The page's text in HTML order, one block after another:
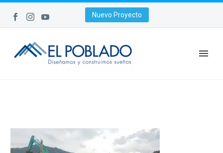
Nuevo Proyecto